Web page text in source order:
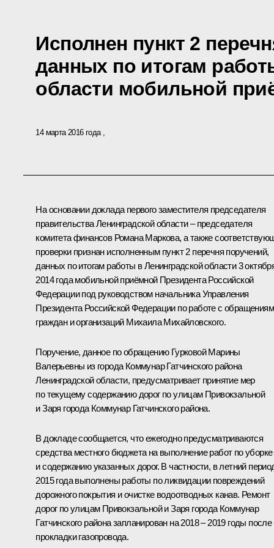
Исполнен пункт 2
данных по итогам
области мобильной
14 марта 2016 года
На основании доклада первого заместителя председателя
правительства Ленинградской области – председателя
комитета финансов Романа Маркова, а также
проверки признан исполненным пункт 2 перечня поручений,
данных по итогам работы в Ленинградской области 3
2014 года мобильной приёмной Президента Российской
Федерации под руководством начальника Управления
Президента Российской Федерации по работе с
граждан и организаций Михаила Михайловского.
Поручение, данное по обращению Гурковой Марины
Валерьевны из города Коммунар Гатчинского района
Ленинградской области, предусматривает принятие мер
по текущему содержанию дорог по улицам Привокзальной
и Заря города Коммунар Гатчинского района.
В докладе сообщается, что ежегодно предусматриваются
средства местного бюджета на выполнение работ по уборке
и содержанию указанных дорог. В частности, в летний
2015 года выполнены работы по ликвидации повреждений
дорожного покрытия и очистке водоотводных канав. Ремонт
дорог по улицам Привокзальной и Заря города Коммунар
Гатчинского района запланирован на 2018 – 2019 годы после
прокладки газопровода.